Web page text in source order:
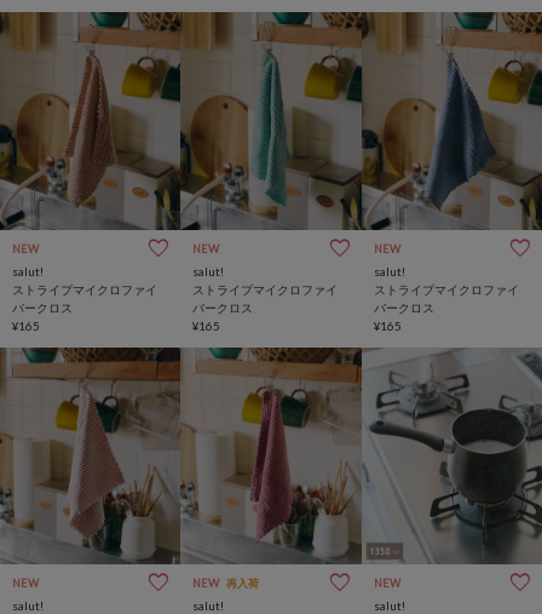
NEW
salut!
ストライプマイクロファイ
バークロス
¥165
NEW
salut!
ストライプマイクロファイ
バークロス
¥165
NEW
salut!
ストライプマイクロファイ
バークロス
¥165
NEW
salut!
NEW 再入荷
salut!
NEW
salut!